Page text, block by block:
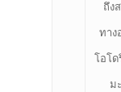
ถึง
ทาง
โอโ
ม